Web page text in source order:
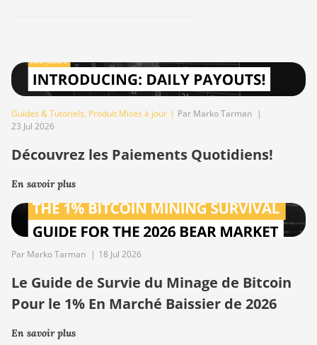
Guides & Tutoriels, Produit Mises à jour | Par Marko Tarman |
23 Jul 2026
Découvrez les Paiements Quotidiens!
En savoir plus
Par Marko Tarman | 18 Jul 2026
Le Guide de Survie du Minage de Bitcoin
Pour le 1% En Marché Baissier de 2026
En savoir plus